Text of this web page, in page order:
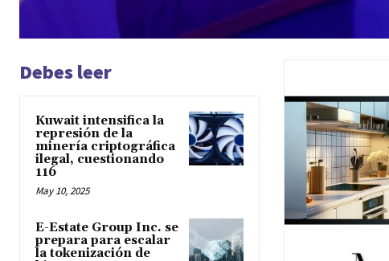
Debes leer
Kuwait intensifica la
represión de la
minería criptográfica
ilegal, cuestionando
116
May 10, 2025
E-Estate Group Inc. se
prepara para escalar
la tokenización de